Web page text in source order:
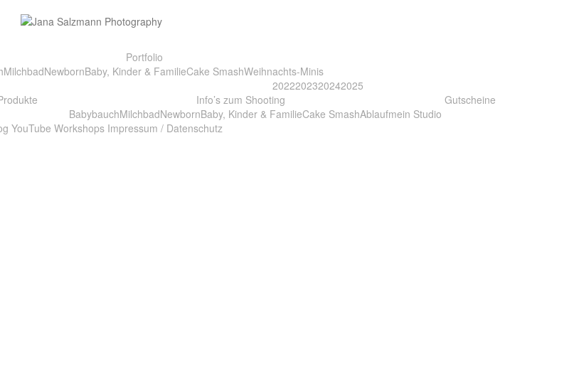
Portfolio
MilchbadNewbornBaby, Kinder & FamilieCake SmashWeihnachts-Minis
2022202320242025
Info’s zum Shooting
BabybauchMilchbadNewbornBaby, Kinder & FamilieCake SmashAblaufmein Studio
Gutscheine
YouTube Workshops Impressum / Datenschutz